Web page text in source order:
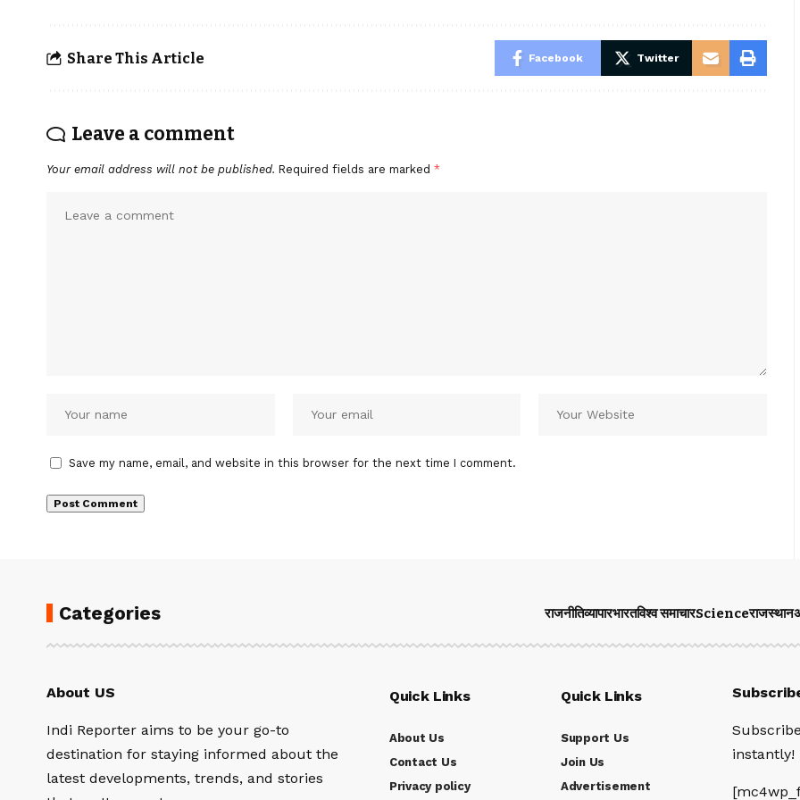
Share This Article Facebook Twitter
Leave a comment
Your email address will not be published. Required fields are marked *
Save my name, email, and website in this browser for the next time I comment.
Categories राजनीतिव्यापारभारतविश्व समाचारScienceराजस्थान
About US
Indi Reporter aims to be your go-to
destination for staying informed about the
latest developments, trends, and stories
Quick Links
About Us
Contact Us
Privacy policy
Quick Links
Support Us
Join Us
Advertisement
instantly!